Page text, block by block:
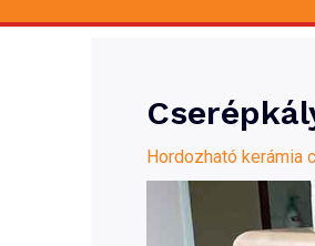
Hordozható kerámia